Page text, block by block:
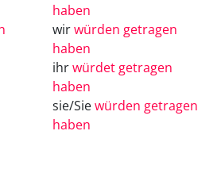
haben
wirwürden getragen
haben
ihrwürdet getragen
haben
sie/Siewürden getragen
haben